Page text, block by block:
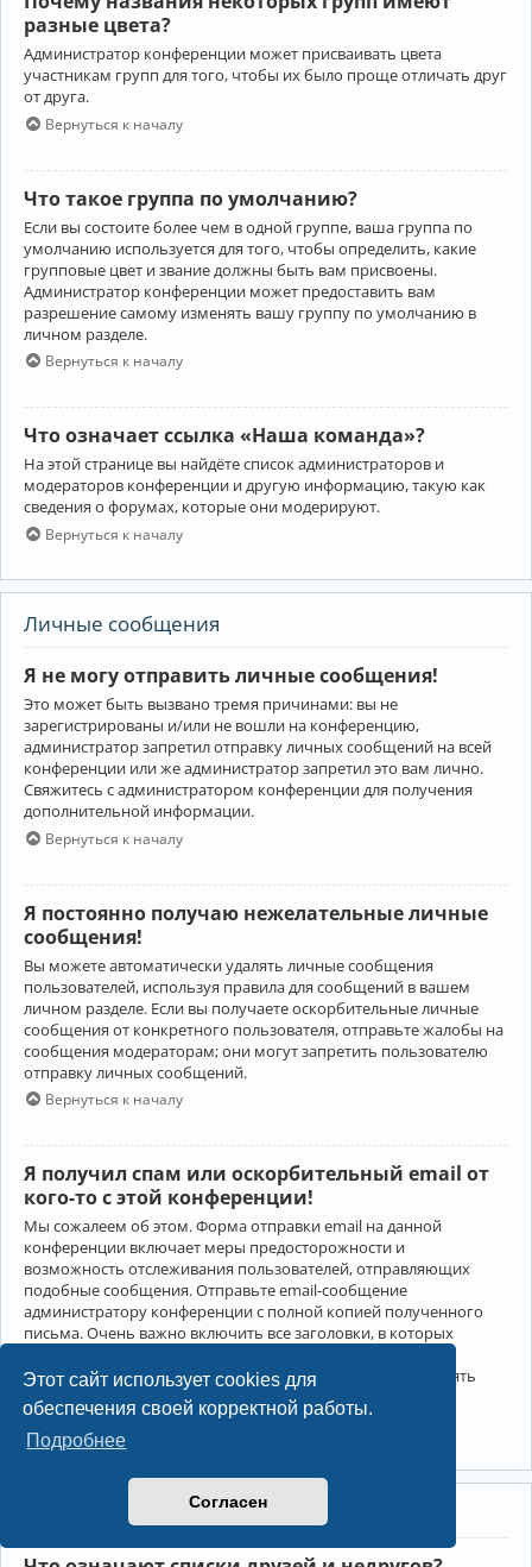
Этот сайт использует cookies для
обеспечения своей корректной работы.
Подробнее
Согласен
разные цвета?
Администратор конференции может присваивать цвета
участникам групп для того, чтобы их было проще отличать друг
от друга.
Вернуться к началу
Что такое группа по умолчанию?
Если вы состоите более чем в одной группе, ваша группа по
умолчанию используется для того, чтобы определить, какие
групповые цвет и звание должны быть вам присвоены.
Администратор конференции может предоставить вам
разрешение самому изменять вашу группу по умолчанию в
личном разделе.
Вернуться к началу
Что означает ссылка «Наша команда»?
На этой странице вы найдёте список администраторов и
модераторов конференции и другую информацию, такую как
сведения о форумах, которые они модерируют.
Вернуться к началу
Личные сообщения
Я не могу отправить личные сообщения!
Это может быть вызвано тремя причинами: вы не
зарегистрированы и/или не вошли на конференцию,
администратор запретил отправку личных сообщений на всей
конференции или же администратор запретил это вам лично.
Свяжитесь с администратором конференции для получения
дополнительной информации.
Вернуться к началу
Я постоянно получаю нежелательные личные
сообщения!
Вы можете автоматически удалять личные сообщения
пользователей, используя правила для сообщений в вашем
личном разделе. Если вы получаете оскорбительные личные
сообщения от конкретного пользователя, отправьте жалобы на
сообщения модераторам; они могут запретить пользователю
отправку личных сообщений.
Вернуться к началу
Я получил спам или оскорбительный email от
кого-то с этой конференции!
Мы сожалеем об этом. Форма отправки email на данной
конференции включает меры предосторожности и
возможность отслеживания пользователей, отправляющих
подобные сообщения. Отправьте email-сообщение
администратору конференции с полной копией полученного
письма. Очень важно включить все заголовки, в которых
Администратор конференции сможет в этом случае принять
меры.
Друзья и недруги